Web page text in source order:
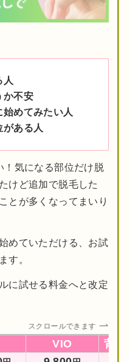
人
か不安
めてみたい人
がある人
！気になる部位だけ脱
けど追加で脱毛した
とが多くなってまいり
めていただける、お試
す。
に試せる料金へと改定
スクロールできます
VIO
背中